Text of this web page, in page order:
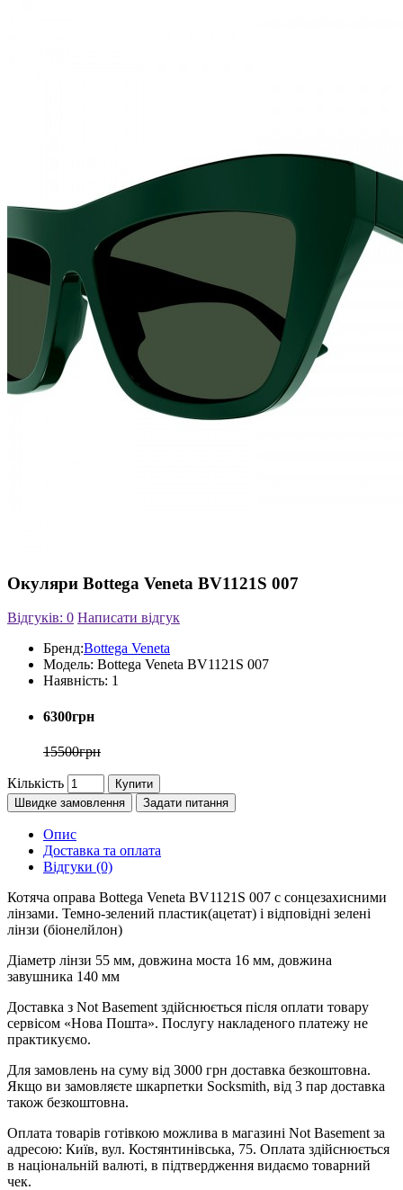
Окуляри Bottega Veneta BV1121S 007
Відгуків: 0 Написати відгук
Бренд:Bottega Veneta
Модель: Bottega Veneta BV1121S 007
Наявність: 1
6300грн
15500грн
Кількість
Купити
Швидке замовлення
Задати питання
Опис
Доставка та оплата
Відгуки (0)
Котяча оправа Bottega Veneta BV1121S 007 с сонцезахисними
лінзами. Темно-зелений пластик(ацетат) і відповідні зелені
лінзи (біонелйлон)
Діаметр лінзи 55 мм, довжина моста 16 мм, довжина
завушника 140 мм
Доставка з Not Basement здійснюється після оплати товару
сервісом «Нова Пошта». Послугу накладеного платежу не
практикуємо.
Для замовлень на суму від 3000 грн доставка безкоштовна.
Якщо ви замовляєте шкарпетки Socksmith, від 3 пар доставка
також безкоштовна.
Оплата товарів готівкою можлива в магазині Not Basement за
адресою: Київ, вул. Костянтинівська, 75. Оплата здійснюється
в національній валюті, в підтвердження видаємо товарний
чек.